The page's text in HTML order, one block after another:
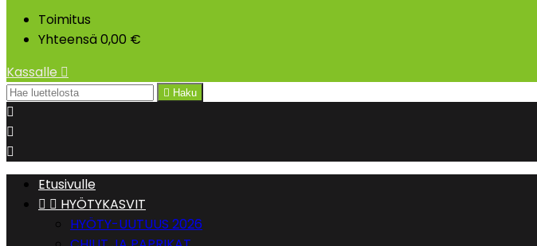
Toimitus
Yhteensä0,00 €
Kassalle 
 Haku



Etusivulle
  HYÖTYKASVIT
HYÖTY-UUTUUS 2026